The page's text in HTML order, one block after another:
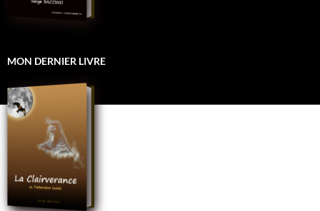
MON DERNIER LIVRE